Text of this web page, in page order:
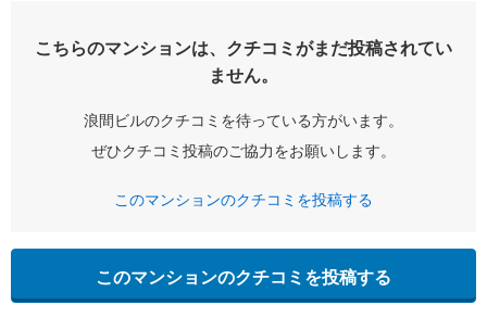
こちらのマンションは、クチコミがまだ投稿されてい
ません。
浪間ビルのクチコミを待っている方がいます。
ぜひクチコミ投稿のご協力をお願いします。
このマンションのクチコミを投稿する
このマンションのクチコミを投稿する